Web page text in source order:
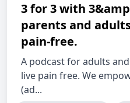
3 for 3 with
parents and
pain-free.
A podcast for adults
live pain free. We
(ad...